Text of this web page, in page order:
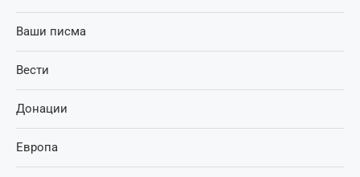
Ваши писма
Вести
Донации
Европа